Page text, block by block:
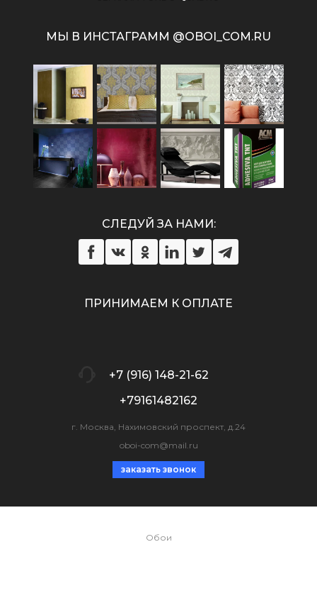
МЫ В ИНСТАГРАММ @OBOI_COM.RU
СЛЕДУЙ ЗА НАМИ:
ПРИНИМАЕМ К ОПЛАТЕ
+7 (916) 148-21-62
+79161482162
г. Москва, Нахимовский проспект, д.24
oboi-com@mail.ru
заказать звонок
Обои